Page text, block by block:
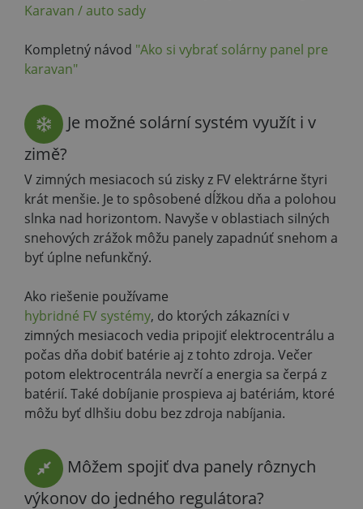
Karavan / auto sady
Kompletný návod "Ako si vybrať solárny panel pre
karavan"
Je možné solární systém využít i v
zimě?
V zimných mesiacoch sú zisky z FV elektrárne štyri
krát menšie. Je to spôsobené dĺžkou dňa a polohou
slnka nad horizontom. Navyše v oblastiach silných
snehových zrážok môžu panely zapadnúť snehom a
byť úplne nefunkčný.
Ako riešenie používame
hybridné FV systémy, do ktorých zákazníci v
zimných mesiacoch vedia pripojiť elektrocentrálu a
počas dňa dobiť batérie aj z tohto zdroja. Večer
potom elektrocentrála nevrčí a energia sa čerpá z
batérií. Také dobíjanie prospieva aj batériám, ktoré
môžu byť dlhšiu dobu bez zdroja nabíjania.
Môžem spojiť dva panely rôznych
výkonov do jedného regulátora?